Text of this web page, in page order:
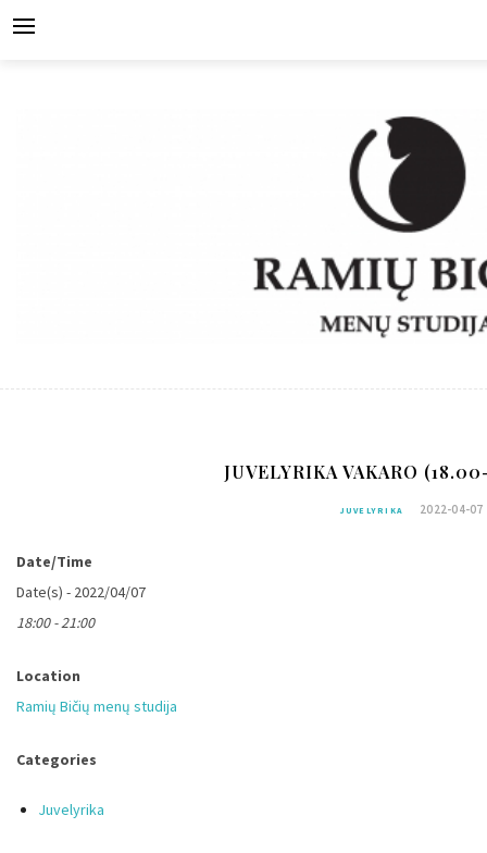
JUVELYRIKA VAKARO
JUVELYRIKA 2022-04-07
Date/Time
Date(s) - 2022/04/07
18:00 - 21:00
Location
Ramių Bičių menų studija
Categories
Juvelyrika